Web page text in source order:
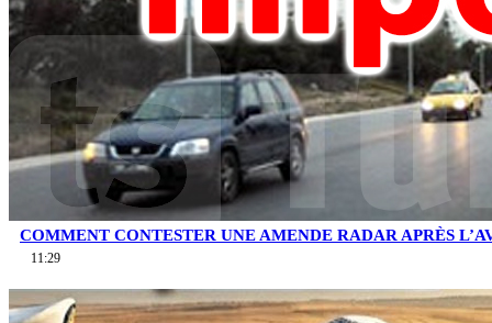
COMMENT CONTESTER UNE AMENDE RADAR APRÈS
11:29